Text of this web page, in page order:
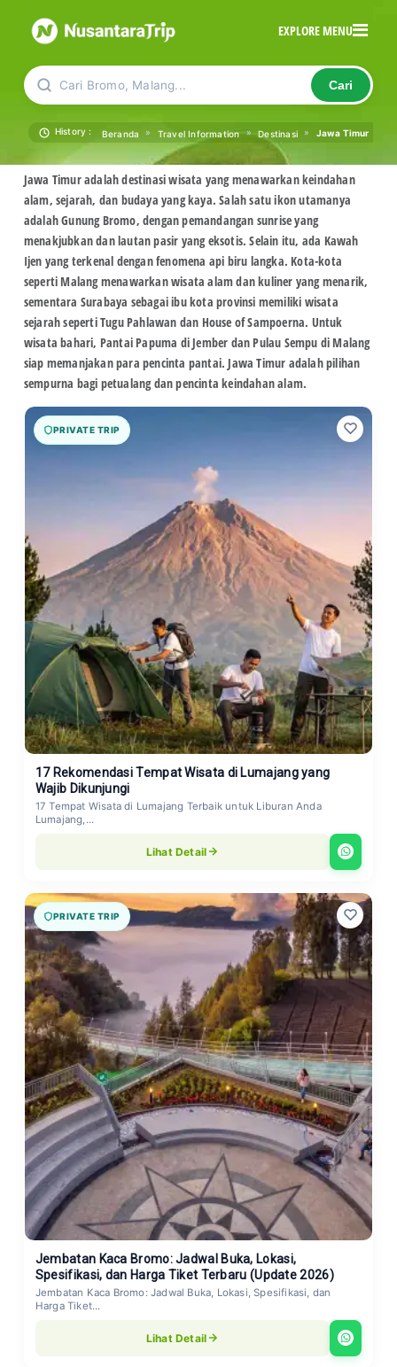
EXPLORE MENU
Cari Bromo, Malang... Cari
History : Beranda » Travel Information » Destinasi » Jawa Timur
Jawa Timur adalah destinasi wisata yang menawarkan keindahan
alam, sejarah, dan budaya yang kaya. Salah satu ikon utamanya
adalah Gunung Bromo, dengan pemandangan sunrise yang
menakjubkan dan lautan pasir yang eksotis. Selain itu, ada Kawah
Ijen yang terkenal dengan fenomena api biru langka. Kota-kota
seperti Malang menawarkan wisata alam dan kuliner yang menarik,
sementara Surabaya sebagai ibu kota provinsi memiliki wisata
sejarah seperti Tugu Pahlawan dan House of Sampoerna. Untuk
wisata bahari, Pantai Papuma di Jember dan Pulau Sempu di Malang
siap memanjakan para pencinta pantai. Jawa Timur adalah pilihan
sempurna bagi petualang dan pencinta keindahan alam.
PRIVATE TRIP
17 Rekomendasi Tempat Wisata di Lumajang yang
Wajib Dikunjungi
17 Tempat Wisata di Lumajang Terbaik untuk Liburan Anda
Lumajang,...
Lihat Detail
PRIVATE TRIP
Jembatan Kaca Bromo: Jadwal Buka, Lokasi,
Spesifikasi, dan Harga Tiket Terbaru (Update 2026)
Jembatan Kaca Bromo: Jadwal Buka, Lokasi, Spesifikasi, dan
Harga Tiket...
Lihat Detail